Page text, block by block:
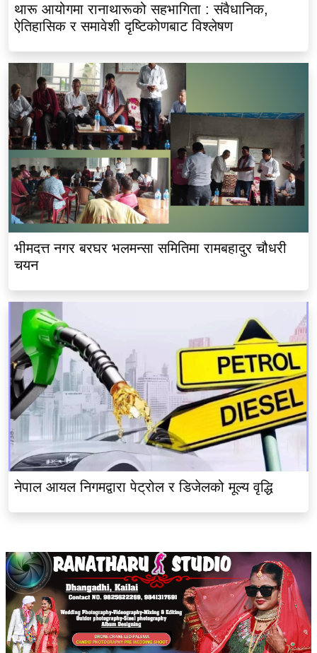
थारू आयोगमा रानाथारूको सहभागिता : संवैधानिक,
ऐतिहासिक र समावेशी दृष्टिकोणबाट विश्लेषण
भीमदत्त नगर बरघर भलमन्सा समितिमा रामबहादुर चौधरी
चयन
नेपाल आयल निगमद्वारा पेट्रोल र डिजेलको मूल्य वृद्धि